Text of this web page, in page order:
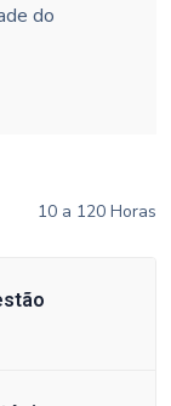
do
10 a 120 Horas